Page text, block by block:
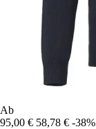
Ab
95,00 € 58,78 € -38%